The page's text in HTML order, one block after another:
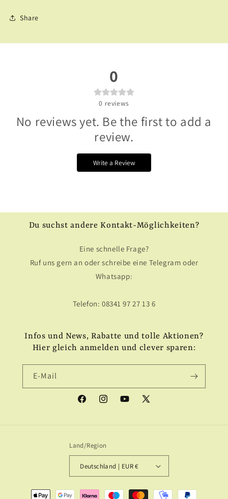
Share
0
0 reviews
No reviews yet. Be the first to add a
review.
Write a Review
Du suchst andere Kontakt-Möglichkeiten?
Eine schnelle Frage?
Ruf uns gern an oder schreibe eine Telegram oder
Whatsapp:
Telefon: 08341 97 27 13 6
Infos und News, Rabatte und tolle Aktionen?
Hier gleich anmelden und clever sparen:
E-Mail
FacebookInstagramYouTube
X
Land/Region
Deutschland | EUR €
Zahlungsmethoden